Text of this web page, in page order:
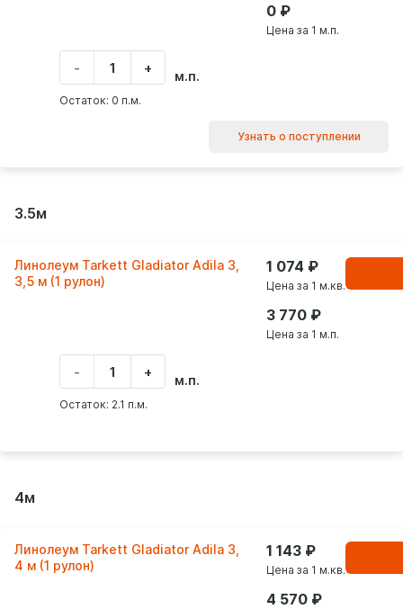
0
Цена за 1 м.п.
-
Укажите
количество
товара
+ м.п.
Остаток: 0 п.м.
Узнать о поступлении
3.5м
Линолеум Tarkett Gladiator Adila 3,
3,5 м (1 рулон)
1 074
Цена за 1 м.кв.
3 770
Цена за 1 м.п.
-
Укажите
количество
товара
+ м.п.
Остаток: 2.1 п.м.
4м
Линолеум Tarkett Gladiator Adila 3,
4 м (1 рулон)
1 143
Цена за 1 м.кв.
4 570